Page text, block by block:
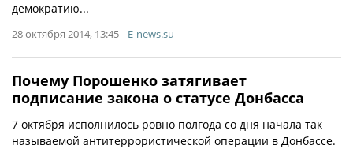
демократию...
28 октября 2014, 13:45 E-news.su
Почему Порошенко затягивает
подписание закона о статусе Донбасса
7 октября исполнилось ровно полгода со дня начала так
называемой антитеррористической операции в Донбассе.